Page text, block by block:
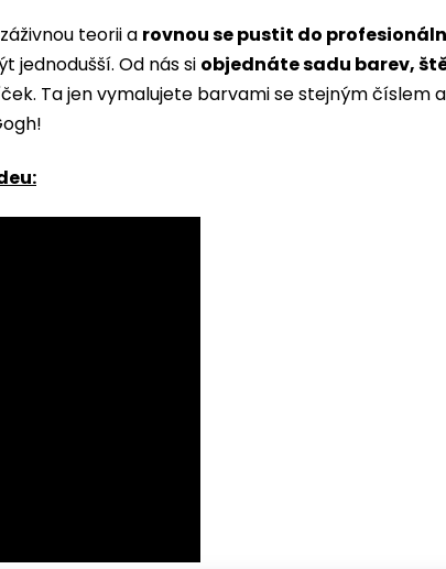
teorii a rovnou se pustit do
jednodušší. Od nás si objednáte sadu barev,
Ta jen vymalujete barvami se stejným číslem